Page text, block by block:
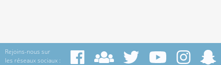
Rejoins-nous sur
les réseaux sociaux :